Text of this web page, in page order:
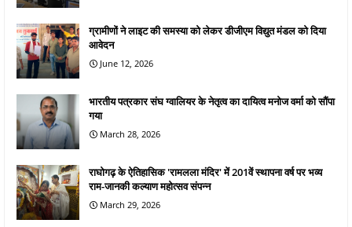
ग्रामीणों ने लाइट की समस्या को लेकर डीजीएम विद्युत मंडल को दिया
आवेदन
June 12, 2026
भारतीय पत्रकार संघ ग्वालियर के नेतृत्व का दायित्व मनोज वर्मा को सौंपा
गया
March 28, 2026
राघोगढ़ के ऐतिहासिक 'रामलला मंदिर' में 201वें स्थापना वर्ष पर भव्य
राम-जानकी कल्याण महोत्सव संपन्न
March 29, 2026